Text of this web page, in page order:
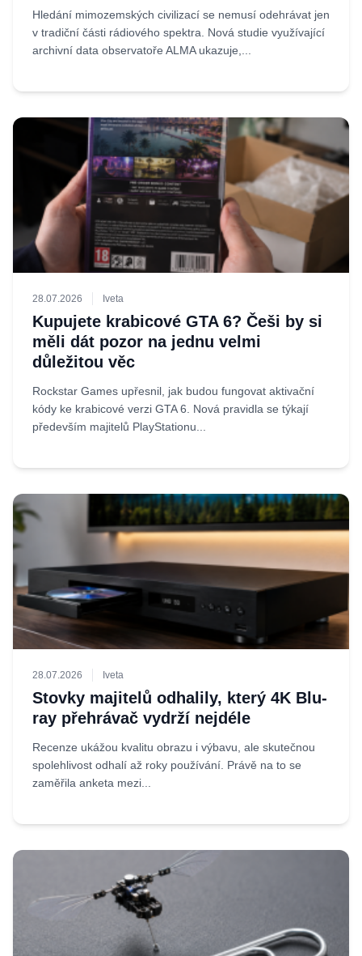
Hledání mimozemských civilizací se nemusí odehrávat jen
v tradiční části rádiového spektra. Nová studie využívající
archivní data observatoře ALMA ukazuje,...
28.07.2026 Iveta
Kupujete krabicové GTA 6? Češi by si
měli dát pozor na jednu velmi
důležitou věc
Rockstar Games upřesnil, jak budou fungovat aktivační
kódy ke krabicové verzi GTA 6. Nová pravidla se týkají
především majitelů PlayStationu...
28.07.2026 Iveta
Stovky majitelů odhalily, který 4K Blu-
ray přehrávač vydrží nejdéle
Recenze ukážou kvalitu obrazu i výbavu, ale skutečnou
spolehlivost odhalí až roky používání. Právě na to se
zaměřila anketa mezi...